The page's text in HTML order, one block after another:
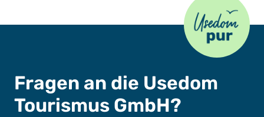
Fragen an die Usedom
Tourismus GmbH?